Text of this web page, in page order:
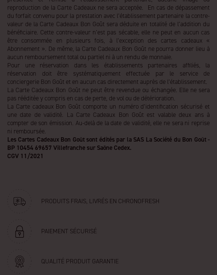
reproduction de la Carte Cadeaux ne sera acceptée. En cas de dépassement
du forfait convenu pour la prestation avec l’établissement partenaire la contre-
valeur de la Carte Cadeaux Bon Goût sera déduite en totalité de l’addition du
bénéficiaire. Cette contre-valeur n’est pas sécable, elle ne peut en aucun cas
être consommée en plusieurs fois, à l’exception des cartes cadeaux «
Abonnement ». De même, la Carte Cadeaux Bon Goût ne pourra donner lieu à
aucun remboursement total ou partiel ni à un rendu de monnaie.
Pour une réservation dans les établissements partenaires affiliés, la
réservation doit être systématiquement effectuée par le service de
conciergerie Bon Goût et en aucun cas directement auprès de l’établissement.
La Carte Cadeaux Bon Goût ne peut être revendue ou échangée. Elle ne sera
pas rééditée y compris en cas de perte, de vol ou de détérioration.
La Carte cadeaux Bon Goût comporte un numéro d’identification sécurisé et
une date de validité. La Carte Cadeaux Bon Goût est valable deux ans à
compter de son émission. Au-delà de la date de validité, elle ne sera ni reprise
ni remboursée.
Les Cartes Cadeaux Bon Goût sont édités par la SAS La Société du Bon Goût -
BP 10454 69657 Villefranche sur Saône Cedex.
CGV 11/2021
PRODUITS FRAIS, LIVRÉS EN CHRONOFRESH
PAIEMENT SÉCURISÉ
QUALITÉ PRODUIT GARANTIE